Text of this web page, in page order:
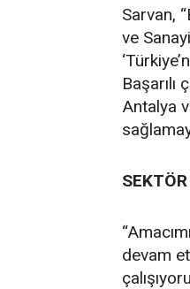
Sarvan,
ve
Başarılı
Antalya
devam